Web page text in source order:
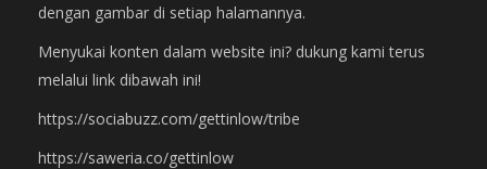
dengan gambar di setiap halamannya.
Menyukai konten dalam website ini? dukung kami terus
melalui link dibawah ini!
https://sociabuzz.com/gettinlow/tribe
https://saweria.co/gettinlow